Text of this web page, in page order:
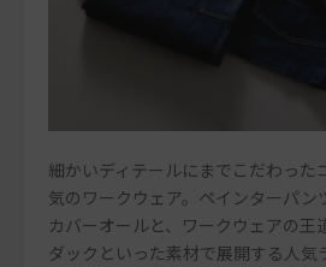
細かいディテールにまでこだわった
気のワークウェア。ペインターパン
カバーオールと、ワークウェアの王
ダックといった素材で展開する人気